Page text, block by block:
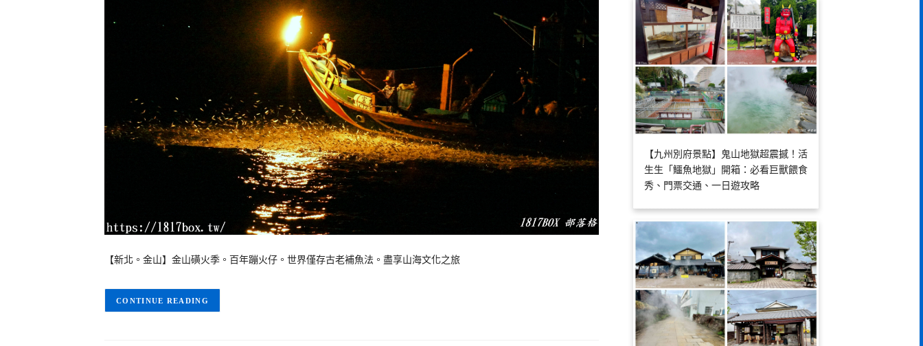
【新北。金山】金山磺火季。百年蹦火仔。世界僅存古老補魚法。盡享山海文化之旅
CONTINUE READING
【九州別府景點】鬼山地獄超震撼！活
生生「鱷魚地獄」開箱：必看巨獸餵食
秀、門票交通、一日遊攻略